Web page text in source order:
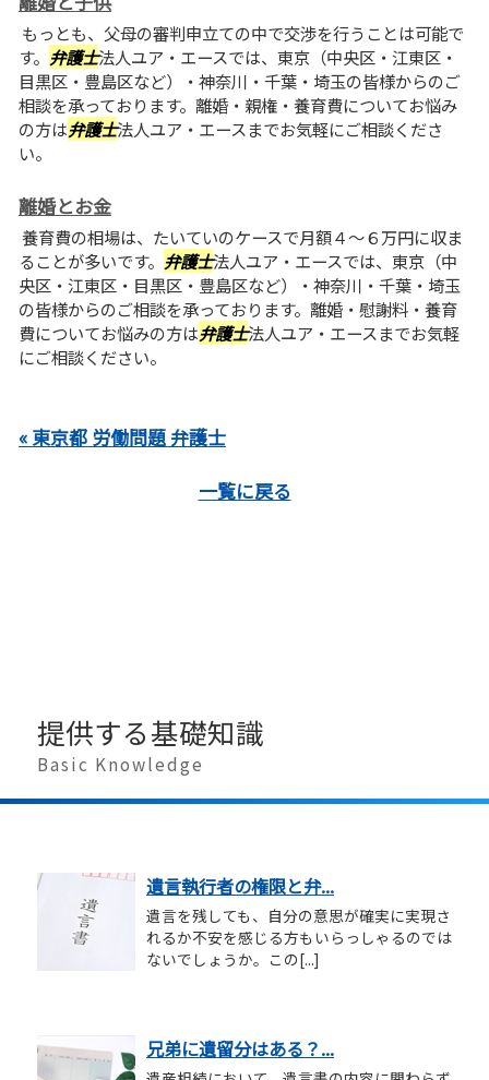
もっとも、父母の審判申立ての中で交渉を行うことは可能で
す。 弁護士法人ユア・エースでは、東京（中央区・江東区・
目黒区・豊島区など）・神奈川・千葉・埼玉の皆様からのご
相談を承っております。離婚・親権・養育費についてお悩み
の方は弁護士法人ユア・エースまでお気軽にご相談くださ
い。
離婚とお金
養育費の相場は、たいていのケースで月額４～６万円に収ま
ることが多いです。 弁護士法人ユア・エースでは、東京（中
央区・江東区・目黒区・豊島区など）・神奈川・千葉・埼玉
の皆様からのご相談を承っております。離婚・慰謝料・養育
費についてお悩みの方は弁護士法人ユア・エースまでお気軽
にご相談ください。
« 東京都 労働問題 弁護士
一覧に戻る
提供する基礎知識
Basic Knowledge
遺言執行者の権限と弁...
遺言を残しても、自分の意思が確実に実現さ
れるか不安を感じる方もいらっしゃるのでは
ないでしょうか。この[...]
兄弟に遺留分はある？...